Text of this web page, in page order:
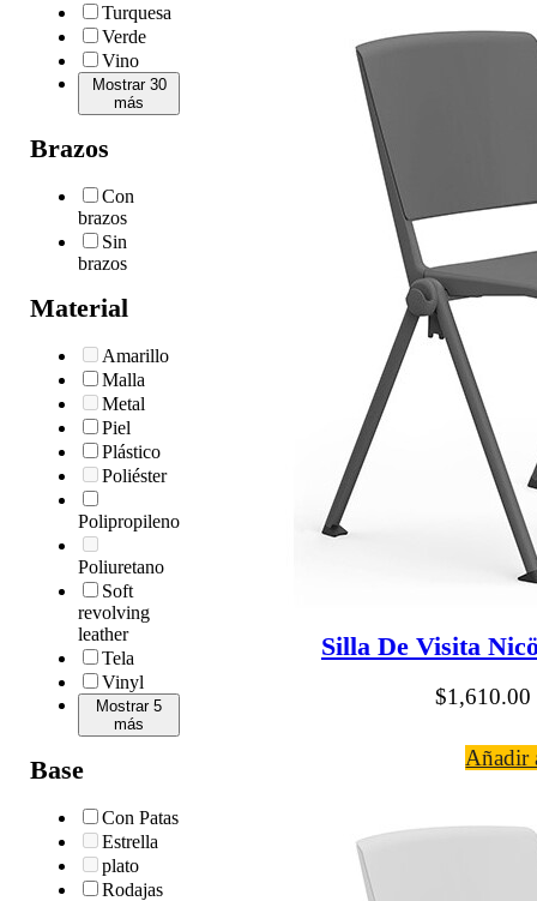
Turquesa
Verde
Vino
Mostrar 30
más
Brazos
Con
brazos
Sin
brazos
Material
Amarillo
Malla
Metal
Piel
Plástico
Poliéster
Polipropileno
Poliuretano
Soft
revolving
leather
Tela
Vinyl
Mostrar 5
más
Base
Con Patas
Estrella
plato
Rodajas
Silla De Visita
$1,610.00
Añadir